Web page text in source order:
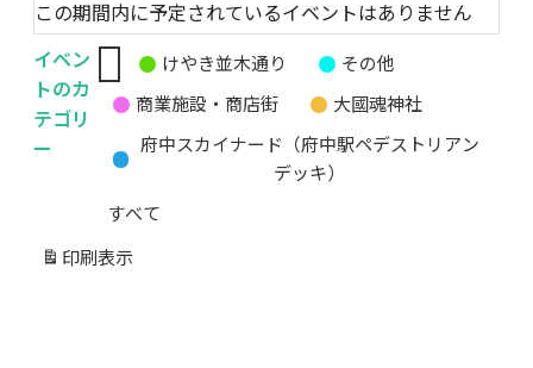
この期間内に予定されているイベントはありません
イベン
トのカ
テゴリ
ー
無
題
カ
ゴ
リ
けやき並木通り
その他
商業施設・商店街
大國魂神社
府中スカイナード（府中駅ペデストリアン
デッキ）
すべて
印刷 表示